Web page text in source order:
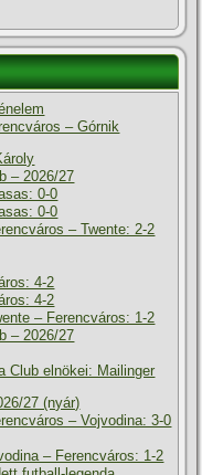
– Górnik
– 2026/27
0-0
0-0
– Twente: 2-2
4-2
4-2
– Ferencváros: 1-2
– 2026/27
Club elnökei: Mailinger
27 (nyár)
– Vojvodina: 3-0
– Ferencváros: 1-2